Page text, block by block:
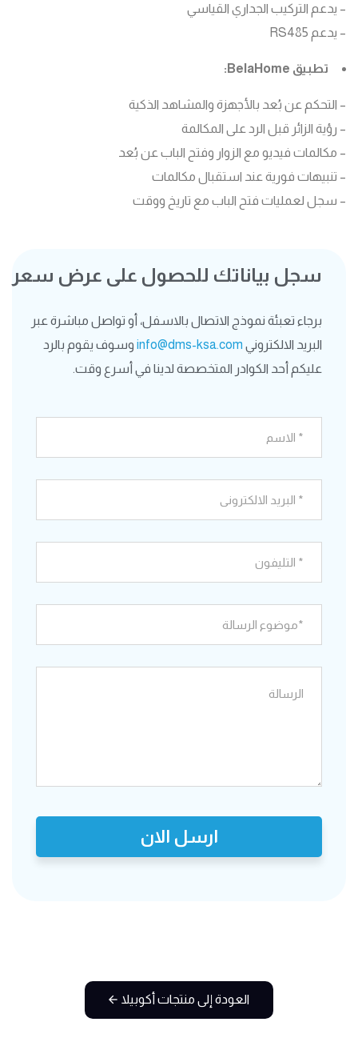
– يدعم التركيب الجداري القياسي
– يدعم RS485
تطبيق BelaHome:
– التحكم عن بُعد بالأجهزة والمشاهد الذكية
– رؤية الزائر قبل الرد على المكالمة
– مكالمات فيديو مع الزوار وفتح الباب عن بُعد
– تنبيهات فورية عند استقبال مكالمات
– سجل لعمليات فتح الباب مع تاريخ ووقت
سجل بياناتك للحصول على عرض سعر
برجاء تعبئة نموذج الاتصال بالاسفل، أو تواصل مباشرة عبر
البريد الالكتروني info@dms-ksa.com وسوف يقوم بالرد
عليكم أحد الكوادر المتخصصة لدينا في أسرع وقت.
ارسل الان
العودة إلى منتجات أكوبيلا